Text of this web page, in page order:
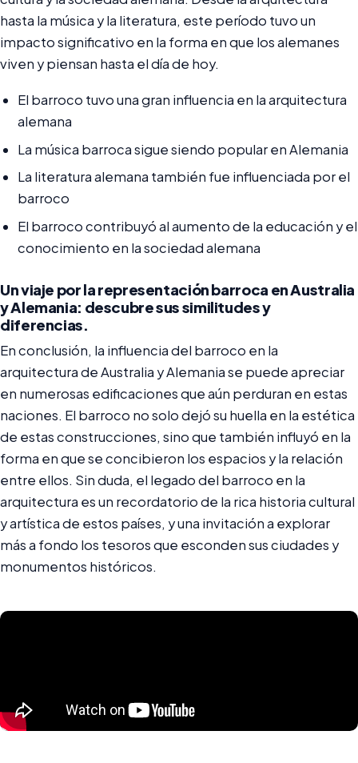
hasta la música y la literatura, este período tuvo un
impacto significativo en la forma en que los alemanes
viven y piensan hasta el día de hoy.
El barroco tuvo una gran influencia en la arquitectura
alemana
La música barroca sigue siendo popular en Alemania
La literatura alemana también fue influenciada por el
barroco
El barroco contribuyó al aumento de la educación y el
conocimiento en la sociedad alemana
Un viaje por la representación barroca en Australia
y Alemania: descubre sus similitudes y
diferencias.
En conclusión, la influencia del barroco en la
arquitectura de Australia y Alemania se puede apreciar
en numerosas edificaciones que aún perduran en estas
naciones. El barroco no solo dejó su huella en la estética
de estas construcciones, sino que también influyó en la
forma en que se concibieron los espacios y la relación
entre ellos. Sin duda, el legado del barroco en la
arquitectura es un recordatorio de la rica historia cultural
y artística de estos países, y una invitación a explorar
más a fondo los tesoros que esconden sus ciudades y
monumentos históricos.